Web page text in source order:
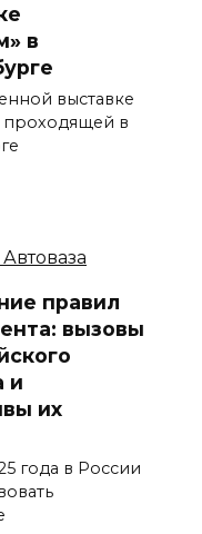
в
выставке
в
правил
вызовы
и
их
года в России